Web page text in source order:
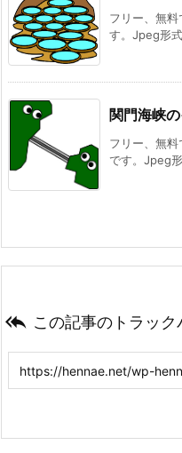
フリー、無
す。Jpeg形
関門海峡
フリー、無
です。Jpeg
 この記事のトラック